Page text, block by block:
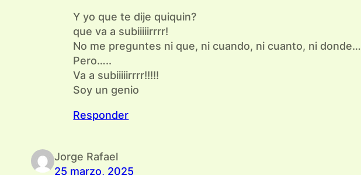
Y yo que te dije quiquin?
que va a subiiiiirrrr!
No me preguntes ni que, ni cuando, ni cuanto, ni donde…
Pero…..
Va a subiiiiirrrr!!!!!
Soy un genio
Responder
Jorge Rafael
25 marzo, 2025